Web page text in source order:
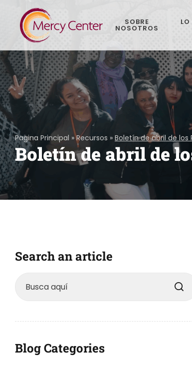
Pagina Principal »Recursos » Boletín de abril de los
Boletín de abril de
Search an article
Blog Categories
SOBRE
NOSOTROS